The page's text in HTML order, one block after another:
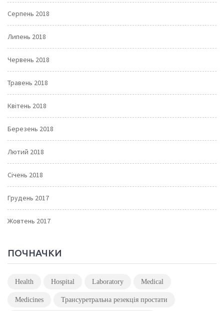
Серпень 2018
Липень 2018
Червень 2018
Травень 2018
Квітень 2018
Березень 2018
Лютий 2018
Січень 2018
Грудень 2017
Жовтень 2017
ПОЧНАЧКИ
Health Hospital Laboratory Medical
Medicines Трансуретральна резекція простати